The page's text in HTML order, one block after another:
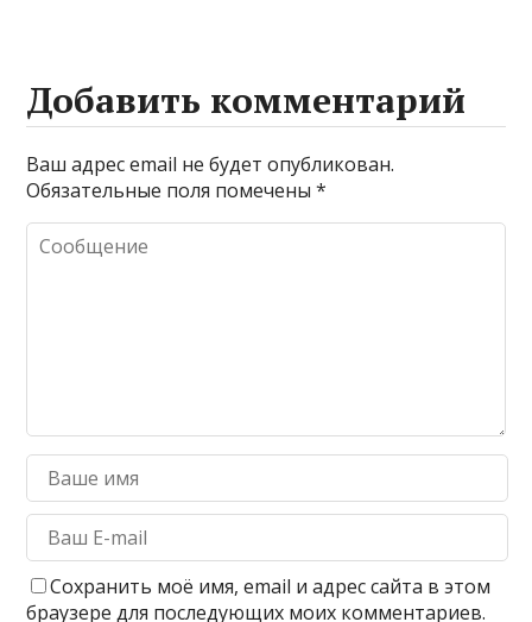
Добавить комментарий
Ваш адрес email не будет опубликован.
Обязательные поля помечены*
Сохранить моё имя, email и адрес сайта в этом
браузере для последующих моих комментариев.